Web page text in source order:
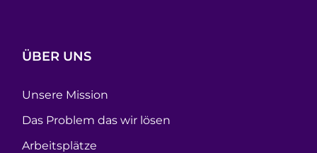
ÜBER UNS
Unsere Mission
Das Problem das wir lösen
Arbeitsplätze